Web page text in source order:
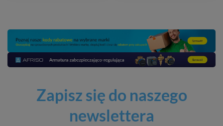
Zapisz się do naszego
newslettera